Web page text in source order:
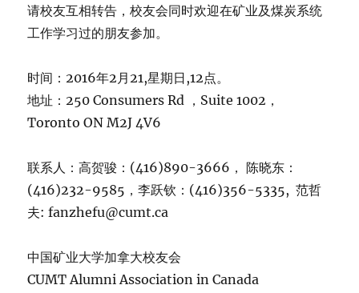
请校友互相转告，校友会同时欢迎在矿业及煤炭系统
工作学习过的朋友参加。
时间：2016年2月21,星期日,12点。
地址：250 Consumers Rd ，Suite 1002，
Toronto ON M2J 4V6
联系人：高贺骏：(416)890-3666， 陈晓东：
(416)232-9585，李跃钦：(416)356-5335, 范哲
夫: fanzhefu@cumt.ca
中国矿业大学加拿大校友会
CUMT Alumni Association in Canada